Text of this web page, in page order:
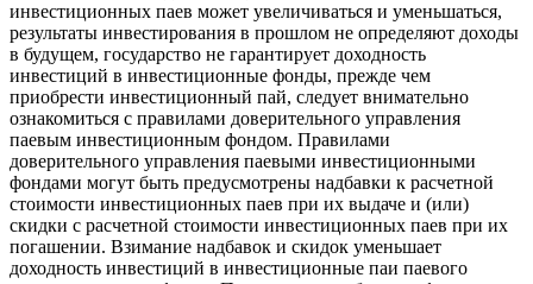
инвестиционных паев может увеличиваться и уменьшаться,
результаты инвестирования в прошлом не определяют доходы
в будущем, государство не гарантирует доходность
инвестиций в инвестиционные фонды, прежде чем
приобрести инвестиционный пай, следует внимательно
ознакомиться с правилами доверительного управления
паевым инвестиционным фондом. Правилами
доверительного управления паевыми инвестиционными
фондами могут быть предусмотрены надбавки к расчетной
стоимости инвестиционных паев при их выдаче и (или)
скидки с расчетной стоимости инвестиционных паев при их
погашении. Взимание надбавок и скидок уменьшает
доходность инвестиций в инвестиционные паи паевого